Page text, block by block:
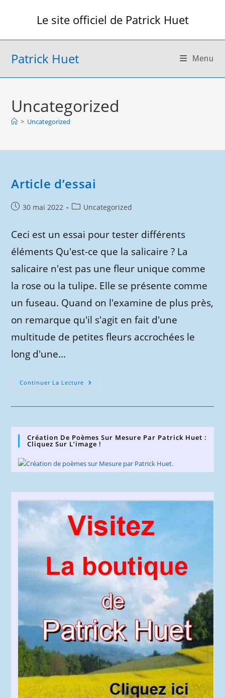
Le site officiel de Patrick Huet
Patrick Huet Menu
Uncategorized
> Uncategorized
Article d’essai
Publication
30 mai 2022
PostUncategorized
Ceci est un essai pour tester différents
éléments Qu'est-ce que la salicaire ? La
salicaire n'est pas une fleur unique comme
la rose ou la tulipe. Elle se présente comme
un fuseau. Quand on l'examine de plus près,
on remarque qu'il s'agit en fait d'une
multitude de petites fleurs accrochées le
long d'une…
Continuer La Lecture Article
D’essai
Création De Poèmes Sur Mesure Par Patrick Huet :
Cliquez Sur L’image !